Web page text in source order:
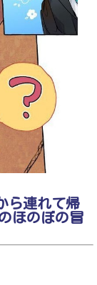
ら連れて帰
ほのぼの冒